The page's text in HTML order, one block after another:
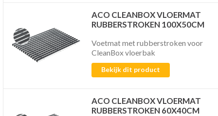
ACO CLEANBOX VLOERMAT
RUBBERSTROKEN 100X50CM
Voetmat met rubberstroken voor
CleanBox vloerbak
Bekijk dit product
ACO CLEANBOX VLOERMAT
RUBBERSTROKEN 60X40CM